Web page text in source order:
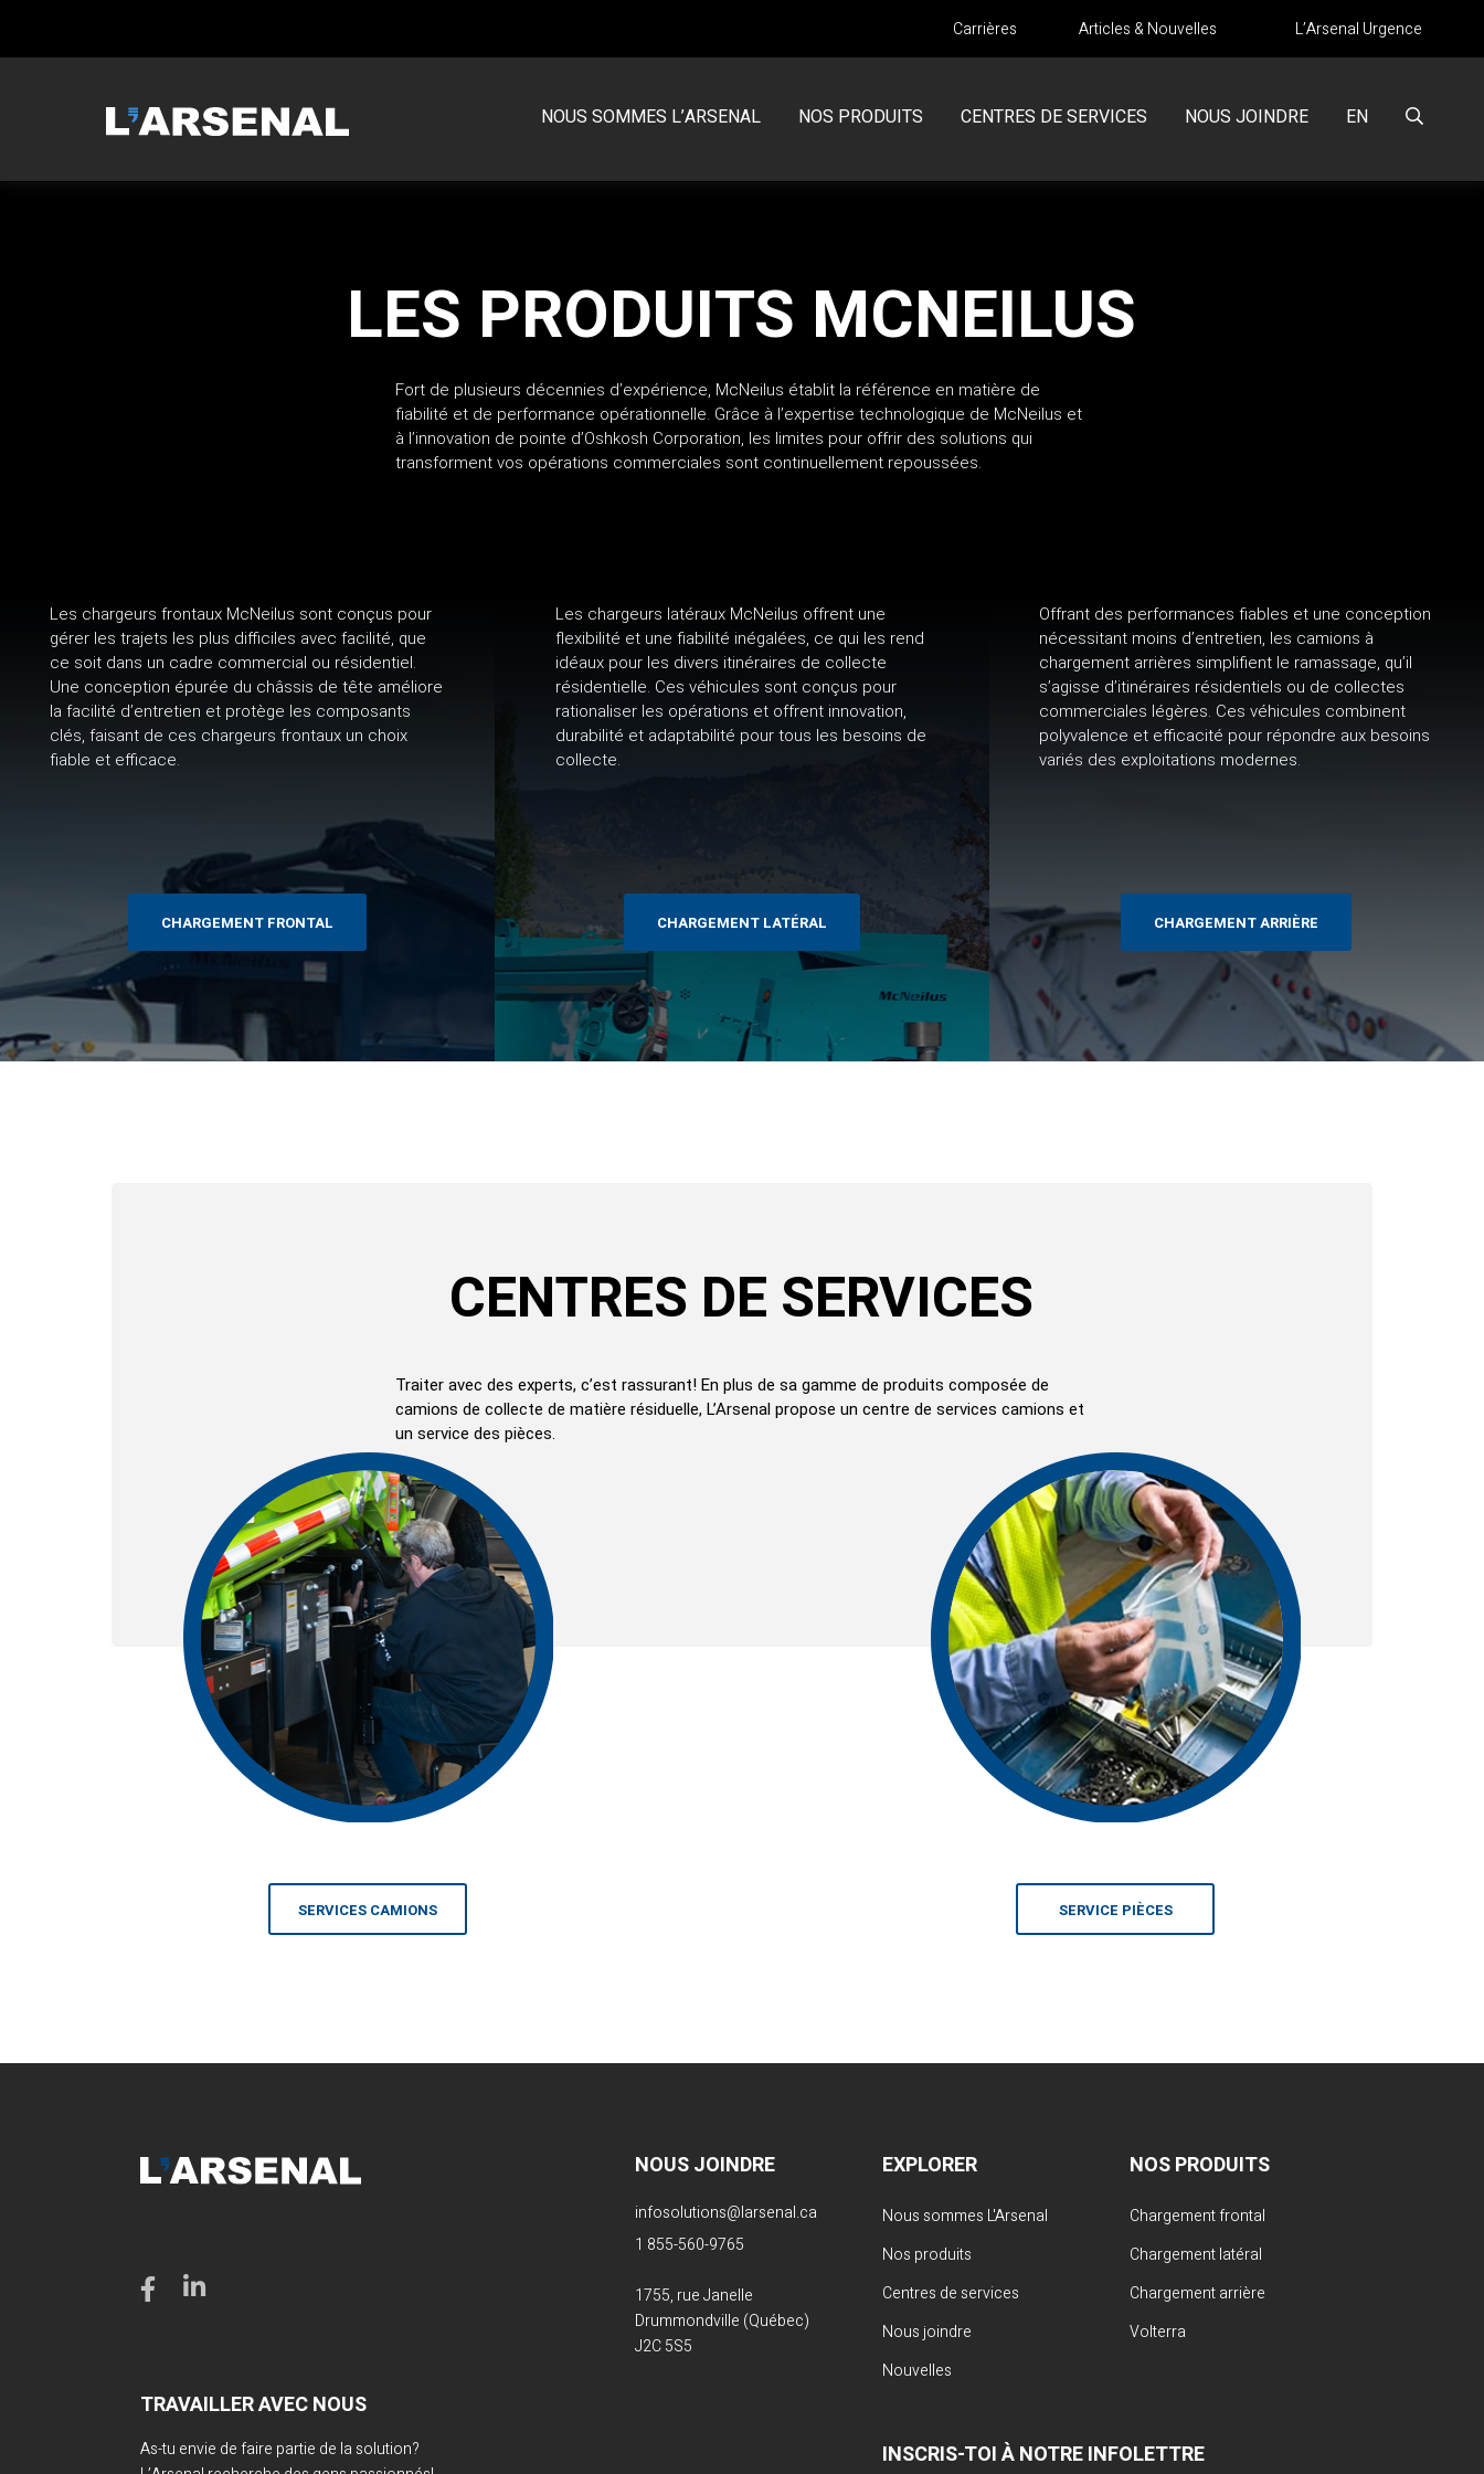
Carrières Articles & Nouvelles L’Arsenal Urgence
NOUS SOMMES L’ARSENAL NOS PRODUITS CENTRES DE SERVICES NOUS JOINDRE EN
Chargement latéral
Chargement arrière
Volterra
Camions en inventaire neufs
SERVICE DES PIÈCES
Demande de retour d’un article
LES PRODUITS MCNEILUS
Fort de plusieurs décennies d’expérience, McNeilus établit la référence en matière de
fiabilité et de performance opérationnelle. Grâce à l’expertise technologique de McNeilus et
à l’innovation de pointe d’Oshkosh Corporation, les limites pour offrir des solutions qui
transforment vos opérations commerciales sont continuellement repoussées.
Les chargeurs frontaux McNeilus sont conçus pour
gérer les trajets les plus difficiles avec facilité, que
ce soit dans un cadre commercial ou résidentiel.
Une conception épurée du châssis de tête améliore
la facilité d’entretien et protège les composants
clés, faisant de ces chargeurs frontaux un choix
fiable et efficace.
CHARGEMENT FRONTAL
Les chargeurs latéraux McNeilus offrent une
flexibilité et une fiabilité inégalées, ce qui les rend
idéaux pour les divers itinéraires de collecte
résidentielle. Ces véhicules sont conçus pour
rationaliser les opérations et offrent innovation,
durabilité et adaptabilité pour tous les besoins de
collecte.
CHARGEMENT LATÉRAL
Offrant des performances fiables et une conception
nécessitant moins d’entretien, les camions à
chargement arrières simplifient le ramassage, qu’il
s’agisse d’itinéraires résidentiels ou de collectes
commerciales légères. Ces véhicules combinent
polyvalence et efficacité pour répondre aux besoins
variés des exploitations modernes.
CHARGEMENT ARRIÈRE
CENTRES DE SERVICES
Traiter avec des experts, c’est rassurant! En plus de sa gamme de produits composée de
camions de collecte de matière résiduelle, L’Arsenal propose un centre de services camions et
un service des pièces.
SERVICES CAMIONS SERVICE PIÈCES
TRAVAILLER AVEC NOUS
As-tu envie de faire partie de la solution?
NOUS JOINDRE
infosolutions@larsenal.ca
1 855-560-9765
1755, rue Janelle
Drummondville (Québec)
J2C 5S5
EXPLORER
Nous sommes L'Arsenal
Nos produits
Centres de services
Nous joindre
Nouvelles
NOS PRODUITS
Chargement frontal
Chargement latéral
Chargement arrière
Volterra
INSCRIS-TOI À NOTRE INFOLETTRE